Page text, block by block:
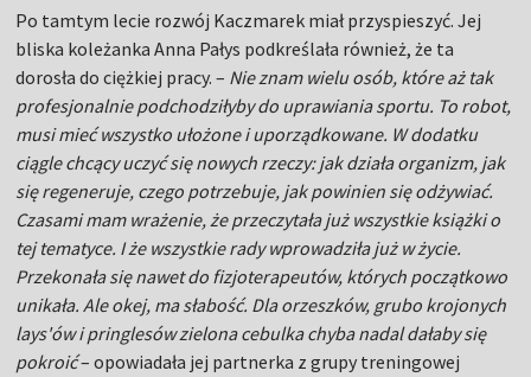
Po tamtym lecie rozwój Kaczmarek miał przyspieszyć. Jej
bliska koleżanka Anna Pałys podkreślała również, że ta
dorosła do ciężkiej pracy. – Nie znam wielu osób, które aż tak
profesjonalnie podchodziłyby do uprawiania sportu. To robot,
musi mieć wszystko ułożone i uporządkowane. W dodatku
ciągle chcący uczyć się nowych rzeczy: jak działa organizm, jak
się regeneruje, czego potrzebuje, jak powinien się odżywiać.
Czasami mam wrażenie, że przeczytała już wszystkie książki o
tej tematyce. I że wszystkie rady wprowadziła już w życie.
Przekonała się nawet do fizjoterapeutów, których początkowo
unikała. Ale okej, ma słabość. Dla orzeszków, grubo krojonych
lays'ów i pringlesów zielona cebulka chyba nadal dałaby się
pokroić– opowiadała jej partnerka z grupy treningowej